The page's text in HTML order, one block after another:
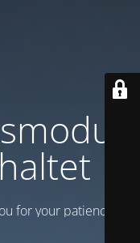
for your patience!